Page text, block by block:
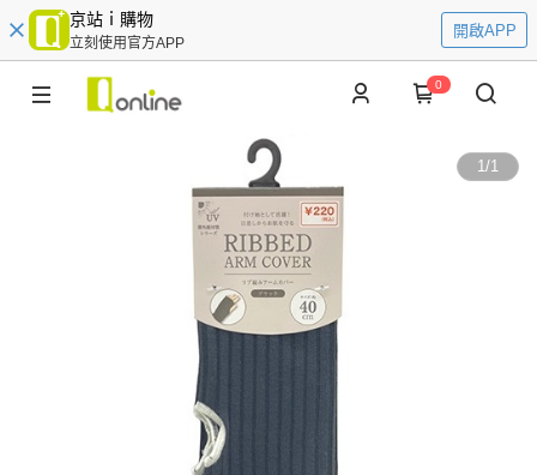
京站ｉ購物
立刻使用官方APP
開啟APP
0
1/1